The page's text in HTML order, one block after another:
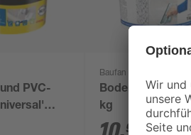
PVC-
Baufan
kg
99